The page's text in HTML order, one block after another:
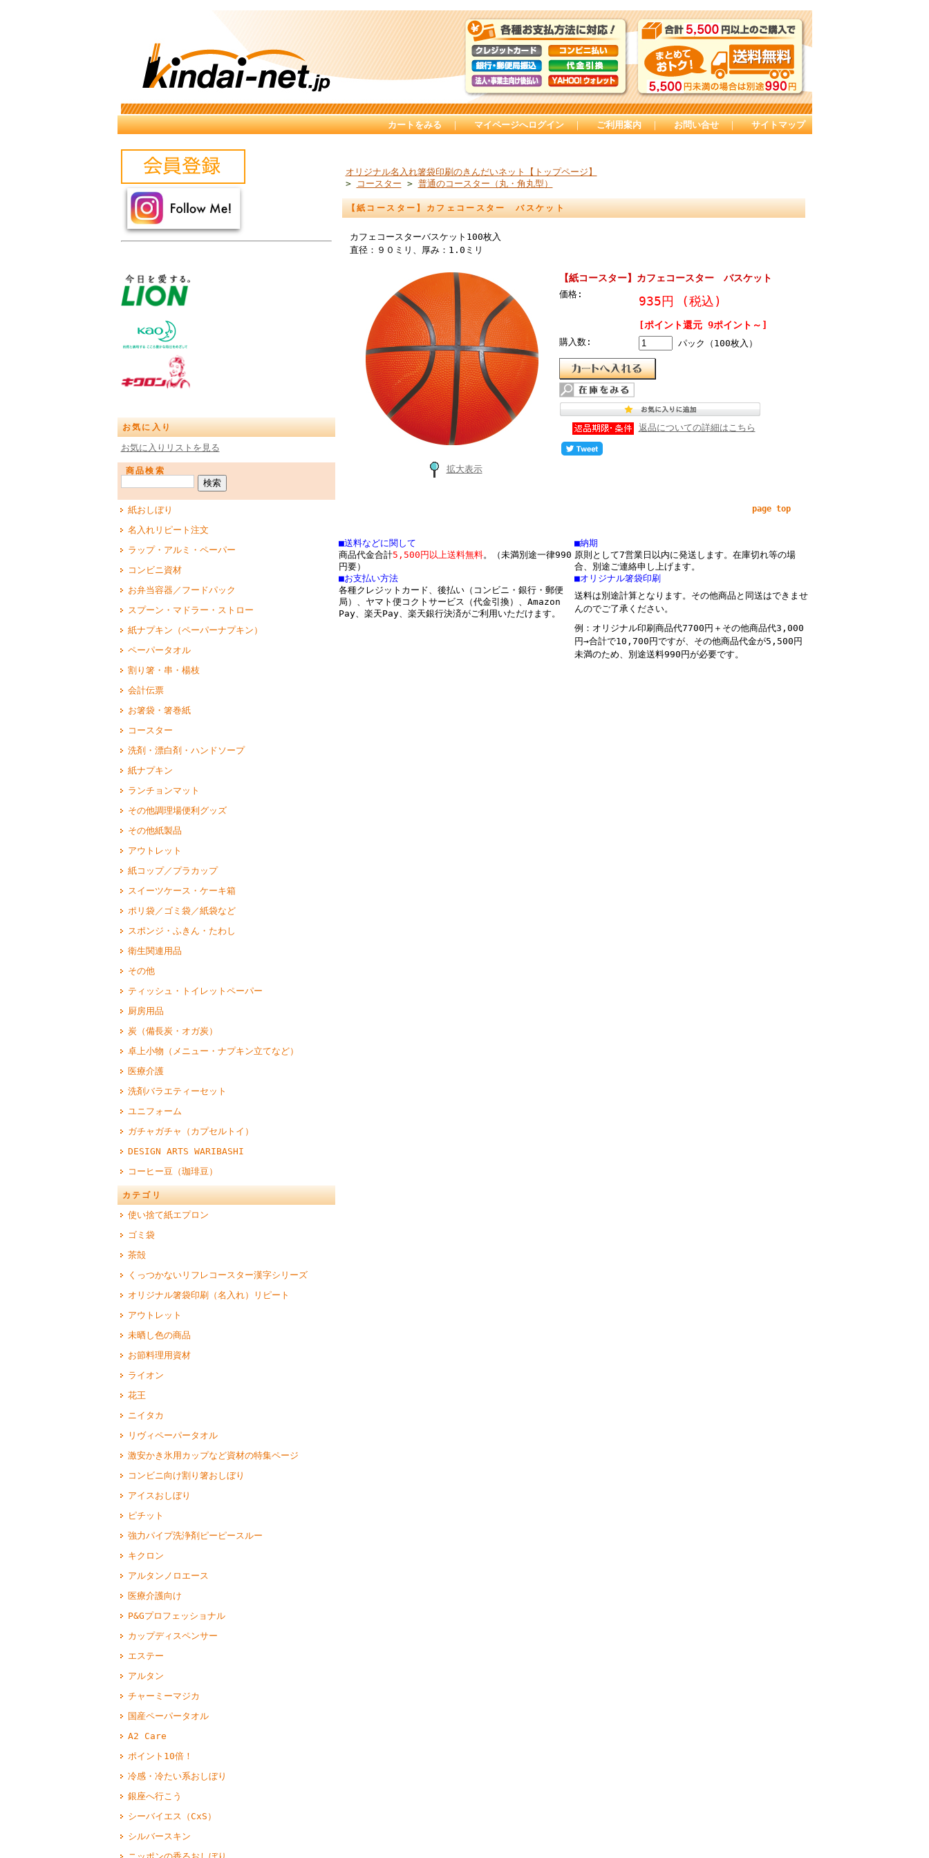
カートをみる ｜ マイページへログイン ｜ ご利用案内 ｜ お問い合せ ｜ サイトマップ
お気に入り
お気に入りリストを見る
商品検索
紙おしぼり
名入れリピート注文
ラップ・アルミ・ペーパー
コンビニ資材
お弁当容器／フードパック
スプーン・マドラー・ストロー
紙ナプキン（ペーパーナプキン）
ペーパータオル
割り箸・串・楊枝
会計伝票
お箸袋・箸巻紙
コースター
洗剤・漂白剤・ハンドソープ
紙ナプキン
ランチョンマット
その他調理場便利グッズ
その他紙製品
アウトレット
紙コップ／プラカップ
スイーツケース・ケーキ箱
ポリ袋／ゴミ袋／紙袋など
スポンジ・ふきん・たわし
衛生関連用品
その他
ティッシュ・トイレットペーパー
厨房用品
炭（備長炭・オガ炭）
卓上小物（メニュー・ナプキン立てなど）
医療介護
洗剤バラエティーセット
ユニフォーム
ガチャガチャ（カプセルトイ）
DESIGN ARTS WARIBASHI
コーヒー豆（珈琲豆）
カテゴリ
使い捨て紙エプロン
ゴミ袋
茶殻
くっつかないリフレコースター漢字シリーズ
オリジナル箸袋印刷（名入れ）リピート
アウトレット
未晒し色の商品
お節料理用資材
ライオン
花王
ニイタカ
リヴィペーパータオル
激安かき氷用カップなど資材の特集ページ
コンビニ向け割り箸おしぼり
アイスおしぼり
ピチット
強力パイプ洗浄剤ピーピースルー
キクロン
アルタンノロエース
医療介護向け
P&Gプロフェッショナル
カップディスペンサー
エステー
アルタン
チャーミーマジカ
国産ペーパータオル
A2 Care
ポイント10倍！
冷感・冷たい系おしぼり
銀座へ行こう
シーバイエス（CxS）
シルバースキン
オリジナル名入れ箸袋印刷のきんだいネット【トップページ】
>
コースター > 普通のコースター（丸・角丸型）
【紙コースター】カフェコースター バスケット
カフェコースターバスケット100枚入
直径：９０ミリ、厚み：1.0ミリ
拡大表示
【紙コースター】カフェコースター バスケット
価格: 935円 (税込)
[ポイント還元 9ポイント～]
購入数: パック（100枚入）
返品についての詳細はこちら
page top
■送料などに関して
商品代金合計5,500円以上送料無料。（未満別途一律990
円要）
■納期
原則として7営業日以内に発送します。在庫切れ等の場
合、別途ご連絡申し上げます。
■お支払い方法
各種クレジットカード、後払い（コンビニ・銀行・郵便
局）、ヤマト便コクトサービス（代金引換）、Amazon
Pay、楽天Pay、楽天銀行決済がご利用いただけます。
■オリジナル箸袋印刷
送料は別途計算となります。その他商品と同送はできませ
んのでご了承ください。
例：オリジナル印刷商品代7700円＋その他商品代3,000
円→合計で10,700円ですが、その他商品代金が5,500円
未満のため、別途送料990円が必要です。